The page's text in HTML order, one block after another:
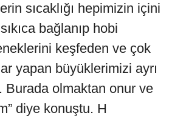
sıcaklığı hepimizin içini
bağlanıp hobi
keşfeden ve çok
yapan büyüklerimizi ayrı
Burada olmaktan onur ve
diye konuştu. H